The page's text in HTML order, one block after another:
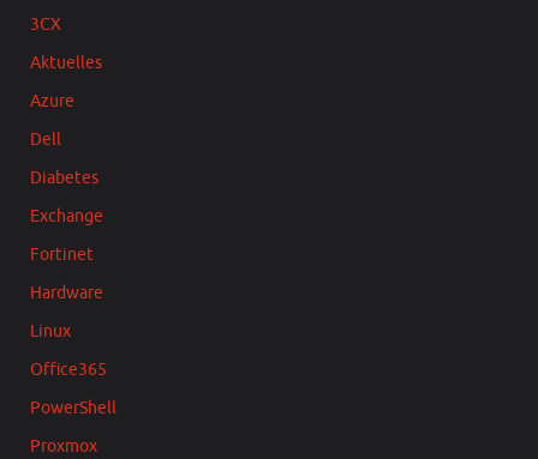
3CX
Aktuelles
Azure
Dell
Diabetes
Exchange
Fortinet
Hardware
Linux
Office365
PowerShell
Proxmox